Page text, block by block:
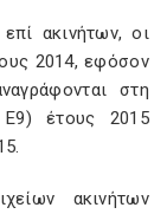
ακινήτων, οι
2014, εφόσον
στη
Ε9) έτους 2015
ακινήτων